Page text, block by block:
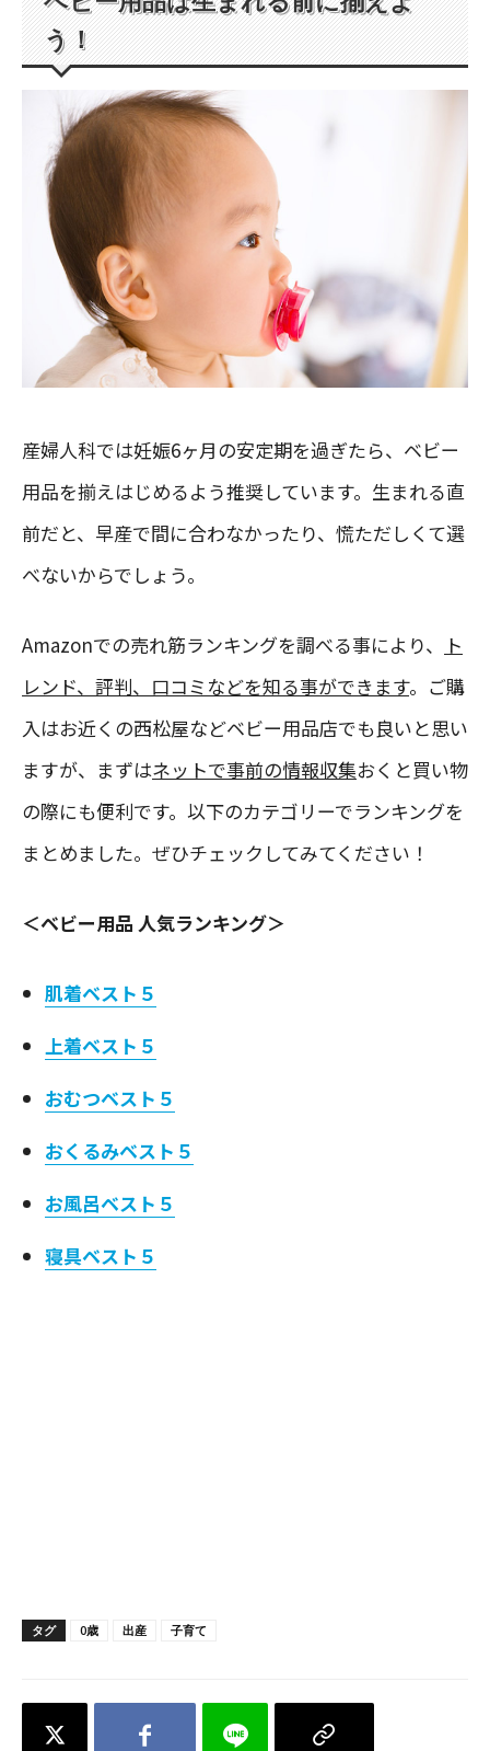
う！
産婦人科では妊娠6ヶ月の安定期を過ぎたら、ベビー
用品を揃えはじめるよう推奨しています。生まれる直
前だと、早産で間に合わなかったり、慌ただしくて選
べないからでしょう。
Amazonでの売れ筋ランキングを調べる事により、
ト
レンド、評判、口コミなどを知る事ができます。ご購
入はお近くの西松屋などベビー用品店でも良いと思い
ますが、まずはネットで事前の情報収集おくと買い物
の際にも便利です。以下のカテゴリーでランキングを
まとめました。ぜひチェックしてみてください！
＜ベビー用品 人気ランキング＞
肌着ベスト５
上着ベスト５
おむつベスト５
おくるみベスト５
お風呂ベスト５
寝具ベスト５
タグ 0歳 出産 子育て